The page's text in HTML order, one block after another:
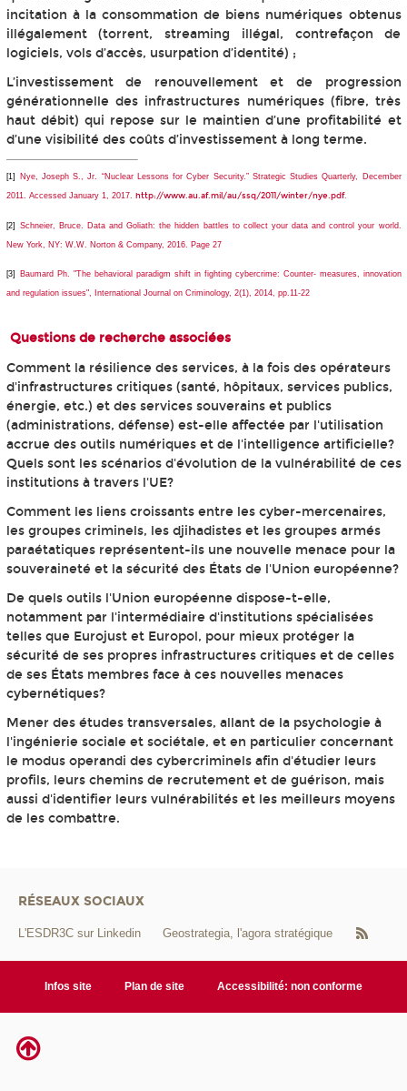
incitation à la consommation de biens numériques obtenus
illégalement (torrent, streaming illégal, contrefaçon de
logiciels, vols d’accès, usurpation d’identité) ;
L’investissement de renouvellement et de progression
générationnelle des infrastructures numériques (fibre, très
haut débit) qui repose sur le maintien d’une profitabilité et
d’une visibilité des coûts d’investissement à long terme.
[1] Nye, Joseph S., Jr. “Nuclear Lessons for Cyber Security.” Strategic Studies Quarterly, December
2011. Accessed January 1, 2017. http://www.au.af.mil/au/ssq/2011/winter/nye.pdf.
[2] Schneier, Bruce. Data and Goliath: the hidden battles to collect your data and control your world.
New York, NY: W.W. Norton & Company, 2016. Page 27
[3] Baumard Ph. "The behavioral paradigm shift in fighting cybercrime: Counter- measures, innovation
and regulation issues", International Journal on Criminology, 2(1), 2014, pp.11-22
Questions de recherche associées
Comment la résilience des services, à la fois des opérateurs
d'infrastructures critiques (santé, hôpitaux, services publics,
énergie, etc.) et des services souverains et publics
(administrations, défense) est-elle affectée par l'utilisation
accrue des outils numériques et de l'intelligence artificielle?
Quels sont les scénarios d'évolution de la vulnérabilité de ces
institutions à travers l'UE?
Comment les liens croissants entre les cyber-mercenaires,
les groupes criminels, les djihadistes et les groupes armés
paraétatiques représentent-ils une nouvelle menace pour la
souveraineté et la sécurité des États de l'Union européenne?
De quels outils l'Union européenne dispose-t-elle,
notamment par l'intermédiaire d'institutions spécialisées
telles que Eurojust et Europol, pour mieux protéger la
sécurité de ses propres infrastructures critiques et de celles
de ses États membres face à ces nouvelles menaces
cybernétiques?
Mener des études transversales, allant de la psychologie à
l'ingénierie sociale et sociétale, et en particulier concernant
le modus operandi des cybercriminels afin d'étudier leurs
profils, leurs chemins de recrutement et de guérison, mais
aussi d'identifier leurs vulnérabilités et les meilleurs moyens
de les combattre.
RÉSEAUX SOCIAUX
L'ESDR3C sur Linkedin Geostrategia, l'agora stratégique
Infos site Plan de site Accessibilité: non conforme